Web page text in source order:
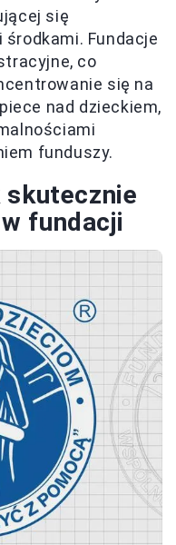
się
Fundacje
co
się na
nad dzieckiem,
funduszy.
skutecznie
fundacji